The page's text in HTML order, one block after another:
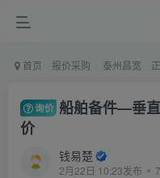
首页 报价采购 泰州昌宽
询价 船舶备件—垂
价
钱易楚
2月22日 10:23发布